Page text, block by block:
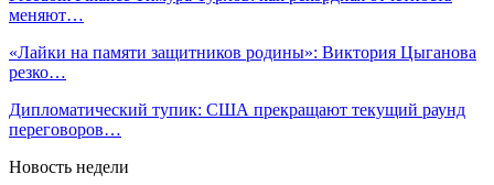
меняют…
«Лайки на памяти защитников родины»: Виктория Цыганова
резко…
Дипломатический тупик: США прекращают текущий раунд
переговоров…
Новость недели